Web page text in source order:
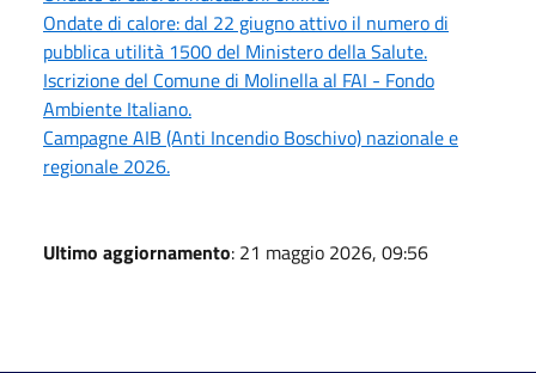
Ondate di calore: dal 22 giugno attivo il numero di
pubblica utilità 1500 del Ministero della Salute.
Iscrizione del Comune di Molinella al FAI - Fondo
Ambiente Italiano.
Campagne AIB (Anti Incendio Boschivo) nazionale e
regionale 2026.
Ultimo aggiornamento: 21 maggio 2026, 09:56